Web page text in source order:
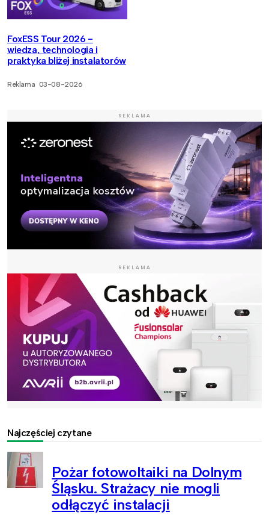
FoxESS Tour 2026 -
wiedza, technologia i
praktyka bliżej instalatorów
Reklama 03-08-2026
REKLAMA
REKLAMA
Najczęściej czytane
Pożar fotowoltaiki na Dolnym
Śląsku. Strażacy nie mogli
odłączyć instalacji